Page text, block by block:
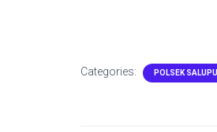
Categories: POLSEK